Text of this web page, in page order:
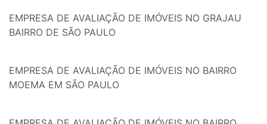
EMPRESA DE AVALIAÇÃO DE IMÓVEIS NO GRAJAU
BAIRRO DE SÃO PAULO
EMPRESA DE AVALIAÇÃO DE IMÓVEIS NO BAIRRO
MOEMA EM SÃO PAULO